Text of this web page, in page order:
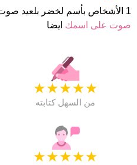
1 الأشخاص بأسم لخضر بلعيد صوت على اسمائهم . من فضلك
صوت على اسمك ايضا
★
★
★
★
★
من السهل كتابته
★
★
★
★
★